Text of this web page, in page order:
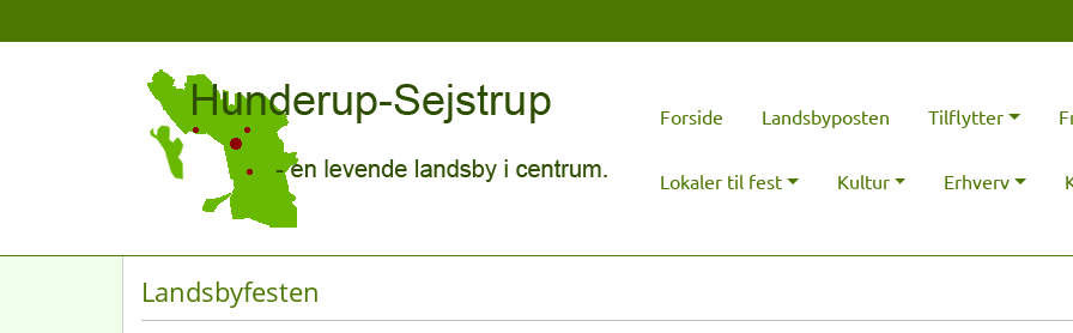
Forside Landsbyposten Tilflytter
Lokaler til fest Kultur Erhverv
Landsbyfesten